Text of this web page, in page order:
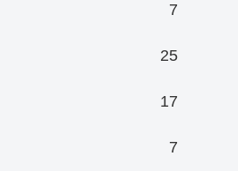
7
25
17
7